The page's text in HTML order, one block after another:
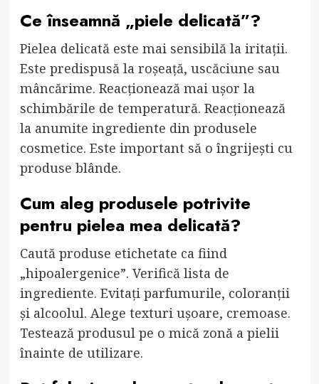
Ce înseamnă „piele delicată”?
Pielea delicată este mai sensibilă la iritații.
Este predispusă la roșeață, uscăciune sau
mâncărime. Reacționează mai ușor la
schimbările de temperatură. Reacționează
la anumite ingrediente din produsele
cosmetice. Este important să o îngrijești cu
produse blânde.
Cum aleg produsele potrivite
pentru pielea mea delicată?
Caută produse etichetate ca fiind
„hipoalergenice”. Verifică lista de
ingrediente. Evitați parfumurile, coloranții
și alcoolul. Alege texturi ușoare, cremoase.
Testează produsul pe o mică zonă a pielii
înainte de utilizare.